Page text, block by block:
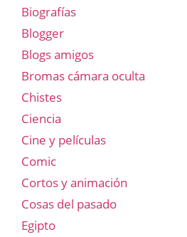
Biografías
Blogger
Blogs amigos
Bromas cámara oculta
Chistes
Ciencia
Cine y películas
Comic
Cortos y animación
Cosas del pasado
Egipto